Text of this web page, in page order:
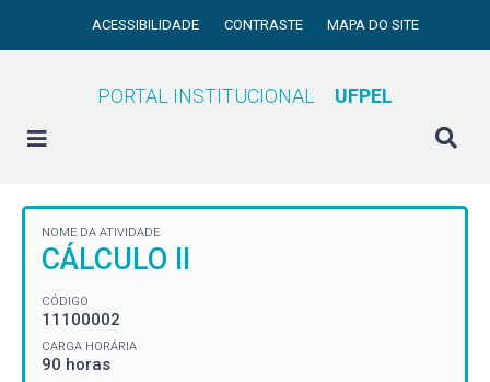
ACESSIBILIDADE CONTRASTE MAPA DO SITE
PORTAL INSTITUCIONAL UFPEL
NOME DA ATIVIDADE
CÁLCULO II
CÓDIGO
11100002
CARGA HORÁRIA
90 horas